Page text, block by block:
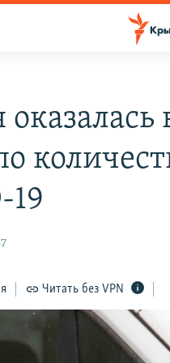
оказалась
19
Читать без VPN